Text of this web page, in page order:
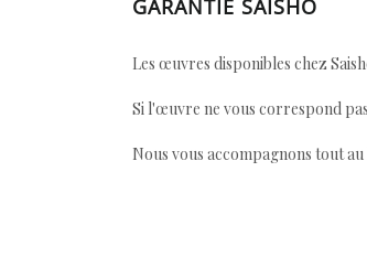
GARANTIE SAISHO
Les œuvres disponibles chez
Si l'œuvre ne vous correspond
Nous vous accompagnons tout